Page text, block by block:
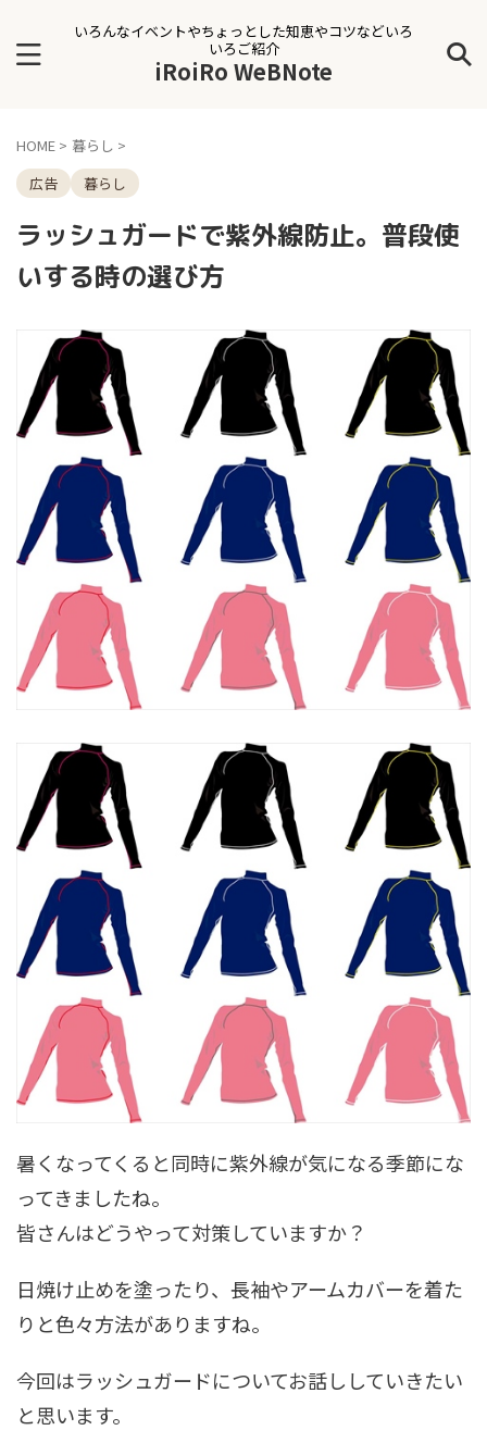
いろんなイベントやちょっとした知恵やコツなどいろ
いろご紹介
iRoiRo WeBNote
HOME > 暮らし >
広告
暮らし
ラッシュガードで紫外線防止。普段使
いする時の選び方
暑くなってくると同時に紫外線が気になる季節にな
ってきましたね。
皆さんはどうやって対策していますか？
日焼け止めを塗ったり、長袖やアームカバーを着た
りと色々方法がありますね。
今回はラッシュガードについてお話ししていきたい
と思います。